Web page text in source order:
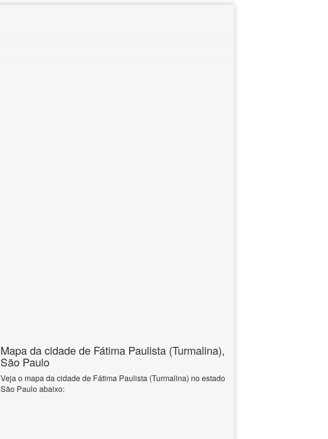
Mapa da cidade de Fátima Paulista (Turmalina),
São Paulo
Veja o mapa da cidade de Fátima Paulista (Turmalina) no estado
São Paulo abaixo: